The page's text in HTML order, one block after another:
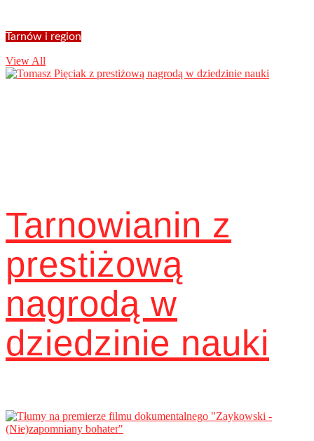
Tarnów i region
View All
Tarnowianin z
prestiżową
nagrodą w
dziedzinie nauki